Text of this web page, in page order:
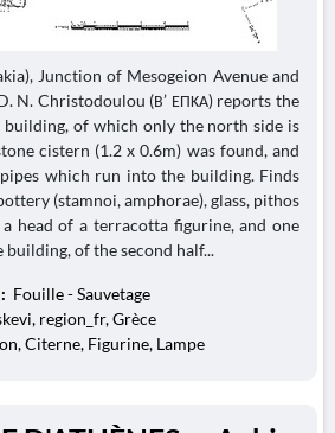
Junction of Mesogeion Avenue and
N. Christodoulou (Β’ ΕΠΚΑ) reports the
building, of which only the north side is
cistern (1.2 x 0.6m) was found, and
which run into the building. Finds
(stamnoi, amphorae), glass, pithos
head of a terracotta figurine, and one
of the second half...
Fouille - Sauvetage
region_fr, Grèce
Citerne, Figurine, Lampe